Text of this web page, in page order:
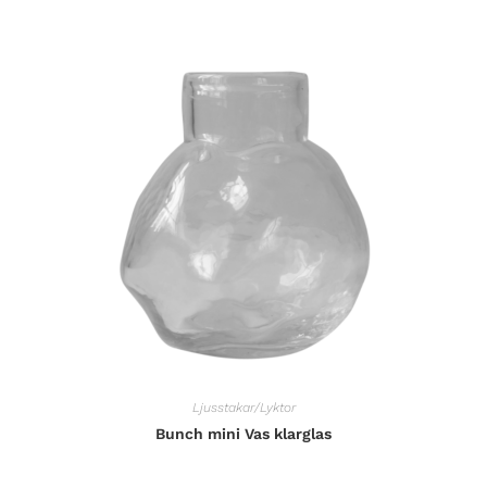
Ljusstakar/Lyktor
Bunch mini Vas klarglas